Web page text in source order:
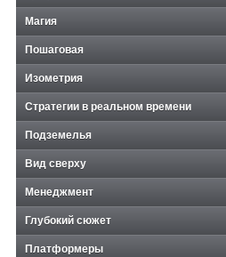
Магия
Пошаговая
Изометрия
Стратегии в реальном времени
Подземелья
Вид сверху
Менеджмент
Глубокий сюжет
Платформеры